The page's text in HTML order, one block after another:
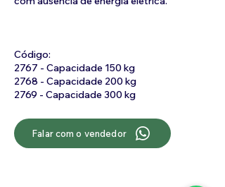
Código:
2767 - Capacidade 150 kg
2768 - Capacidade 200 kg
2769 - Capacidade 300 kg
Falar com o vendedor